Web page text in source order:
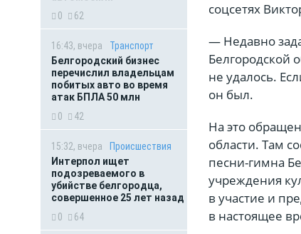
0
62
16:43, вчера
Транспорт
Белгородский бизнес
перечислил владельцам
побитых авто во время
атак БПЛА 50 млн
0
42
15:32, вчера
Происшествия
Интерпол ищет
подозреваемого в
убийстве белгородца,
совершенное 25 лет назад
0
64
соцсетях
— Недавно
Белгородской
не удалось.
он был.
На это
области. Там
песни-гимна
учреждения
в участие и
в настоящее